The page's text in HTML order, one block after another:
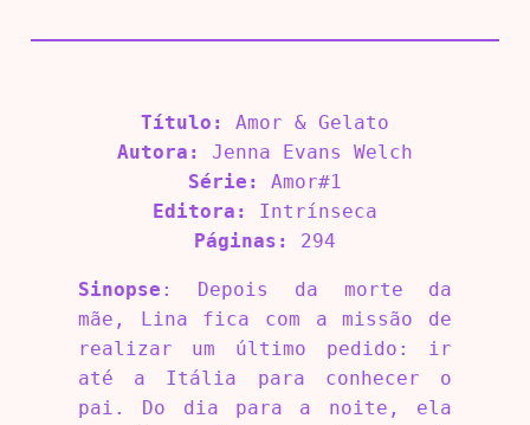
Título:
Amor & Gelato
Autora:
Jenna Evans Welch
Série:
Amor#1
Editora:
Intrínseca
Páginas:
294
Sinopse : Depois da morte da
mãe, Lina fica com a missão de
realizar um último pedido: ir
até a Itália para conhecer o
pai. Do dia para a noite, ela